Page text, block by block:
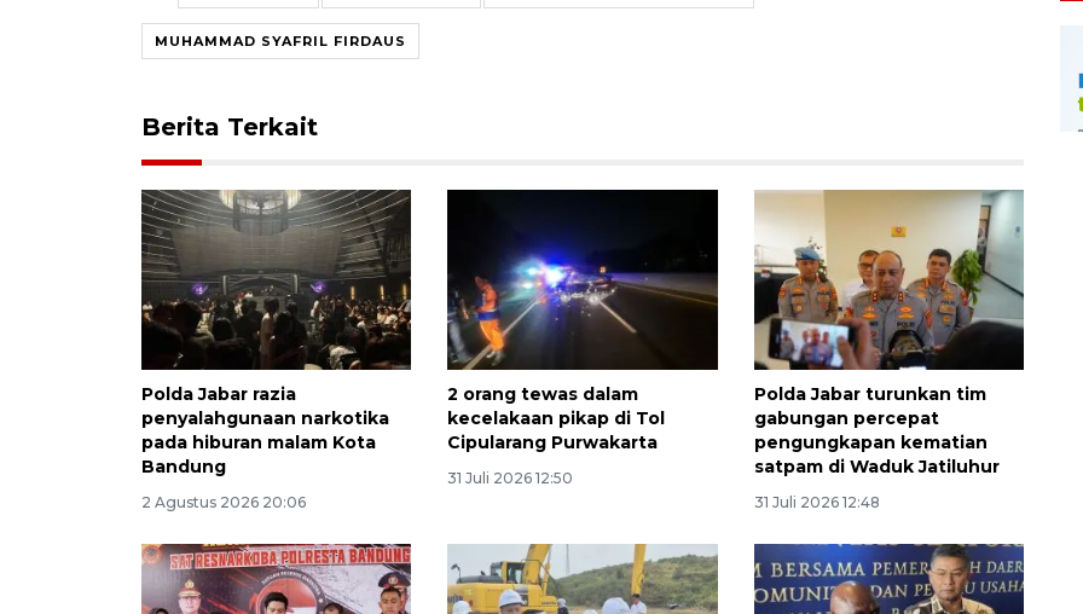
MUHAMMAD SYAFRIL FIRDAUS
Berita Terkait
Polda Jabar razia
penyalahgunaan narkotika
pada hiburan malam Kota
Bandung
2 Agustus 2026 20:06
2 orang tewas dalam
kecelakaan pikap di Tol
Cipularang Purwakarta
31 Juli 2026 12:50
Polda Jabar turunkan tim
gabungan percepat
pengungkapan kematian
satpam di Waduk Jatiluhur
31 Juli 2026 12:48